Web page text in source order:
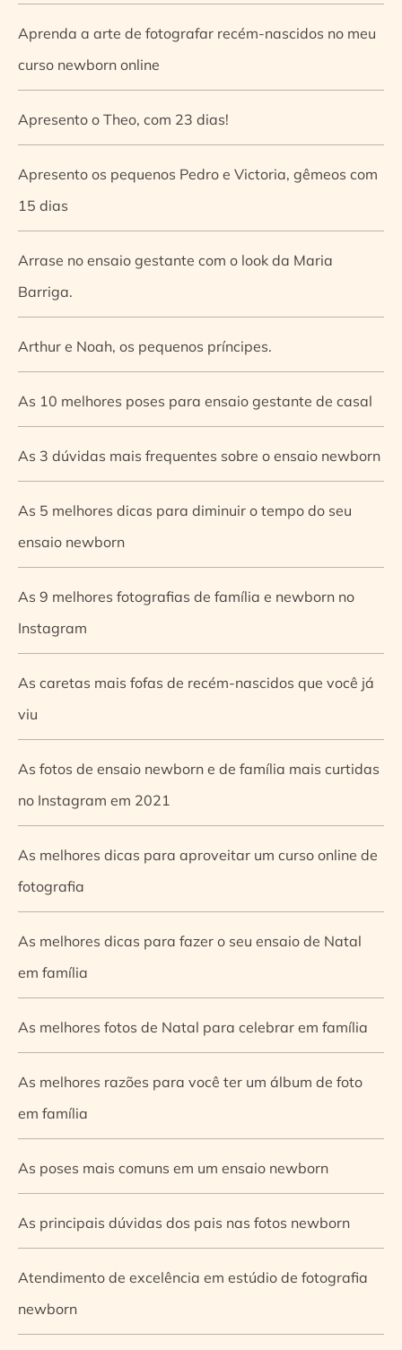
Aprenda a arte de fotografar recém-nascidos no meu
curso newborn online
Apresento o Theo, com 23 dias!
Apresento os pequenos Pedro e Victoria, gêmeos com
15 dias
Arrase no ensaio gestante com o look da Maria
Barriga.
Arthur e Noah, os pequenos príncipes.
As 10 melhores poses para ensaio gestante de casal
As 3 dúvidas mais frequentes sobre o ensaio newborn
As 5 melhores dicas para diminuir o tempo do seu
ensaio newborn
As 9 melhores fotografias de família e newborn no
Instagram
As caretas mais fofas de recém-nascidos que você já
viu
As fotos de ensaio newborn e de família mais curtidas
no Instagram em 2021
As melhores dicas para aproveitar um curso online de
fotografia
As melhores dicas para fazer o seu ensaio de Natal
em família
As melhores fotos de Natal para celebrar em família
As melhores razões para você ter um álbum de foto
em família
As poses mais comuns em um ensaio newborn
As principais dúvidas dos pais nas fotos newborn
Atendimento de excelência em estúdio de fotografia
newborn